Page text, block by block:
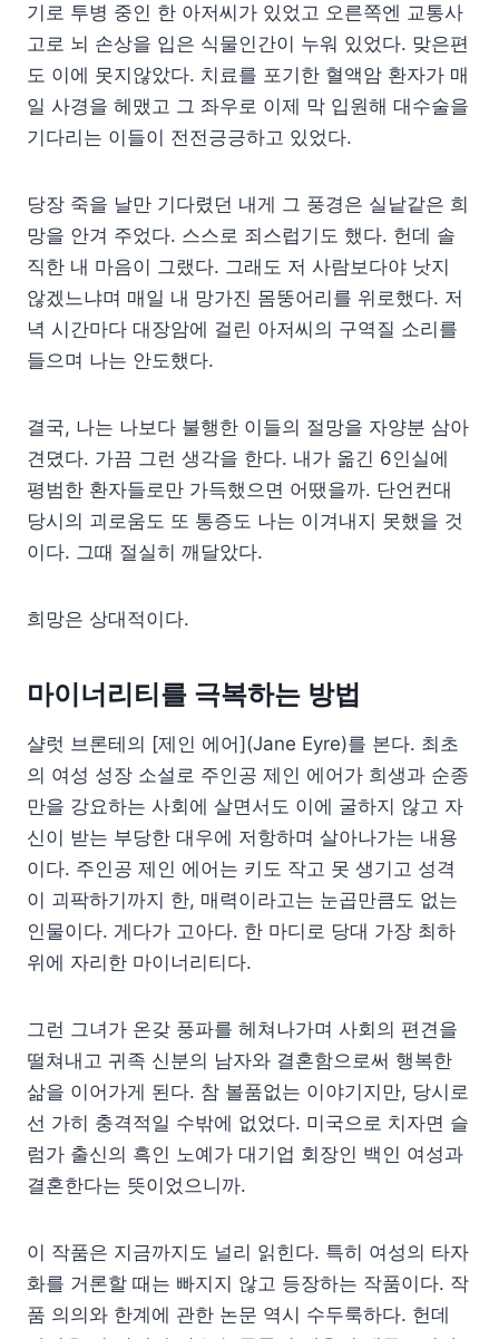
기로 투병 중인 한 아저씨가 있었고 오른쪽엔 교통사
고로 뇌 손상을 입은 식물인간이 누워 있었다. 맞은편
도 이에 못지않았다. 치료를 포기한 혈액암 환자가 매
일 사경을 헤맸고 그 좌우로 이제 막 입원해 대수술을
기다리는 이들이 전전긍긍하고 있었다.
당장 죽을 날만 기다렸던 내게 그 풍경은 실낱같은 희
망을 안겨 주었다. 스스로 죄스럽기도 했다. 헌데 솔
직한 내 마음이 그랬다. 그래도 저 사람보다야 낫지
않겠느냐며 매일 내 망가진 몸뚱어리를 위로했다. 저
녁 시간마다 대장암에 걸린 아저씨의 구역질 소리를
들으며 나는 안도했다.
결국, 나는 나보다 불행한 이들의 절망을 자양분 삼아
견뎠다. 가끔 그런 생각을 한다. 내가 옮긴 6인실에
평범한 환자들로만 가득했으면 어땠을까. 단언컨대
당시의 괴로움도 또 통증도 나는 이겨내지 못했을 것
이다. 그때 절실히 깨달았다.
희망은 상대적이다.
마이너리티를 극복하는 방법
샬럿 브론테의 [제인 에어](Jane Eyre)를 본다. 최초
의 여성 성장 소설로 주인공 제인 에어가 희생과 순종
만을 강요하는 사회에 살면서도 이에 굴하지 않고 자
신이 받는 부당한 대우에 저항하며 살아나가는 내용
이다. 주인공 제인 에어는 키도 작고 못 생기고 성격
이 괴팍하기까지 한, 매력이라고는 눈곱만큼도 없는
인물이다. 게다가 고아다. 한 마디로 당대 가장 최하
위에 자리한 마이너리티다.
그런 그녀가 온갖 풍파를 헤쳐나가며 사회의 편견을
떨쳐내고 귀족 신분의 남자와 결혼함으로써 행복한
삶을 이어가게 된다. 참 볼품없는 이야기지만, 당시로
선 가히 충격적일 수밖에 없었다. 미국으로 치자면 슬
럼가 출신의 흑인 노예가 대기업 회장인 백인 여성과
결혼한다는 뜻이었으니까.
이 작품은 지금까지도 널리 읽힌다. 특히 여성의 타자
화를 거론할 때는 빠지지 않고 등장하는 작품이다. 작
품 의의와 한계에 관한 논문 역시 수두룩하다. 헌데